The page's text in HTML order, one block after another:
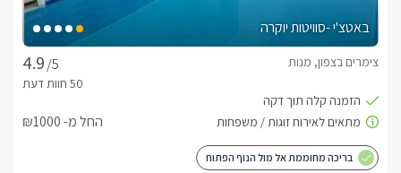
באטצ'י -סוויטות יוקרה
/5
צימרים בצפון, מנות
החל מ- ₪1000
בריכה מחוממת אל מול הנוף הפתוח